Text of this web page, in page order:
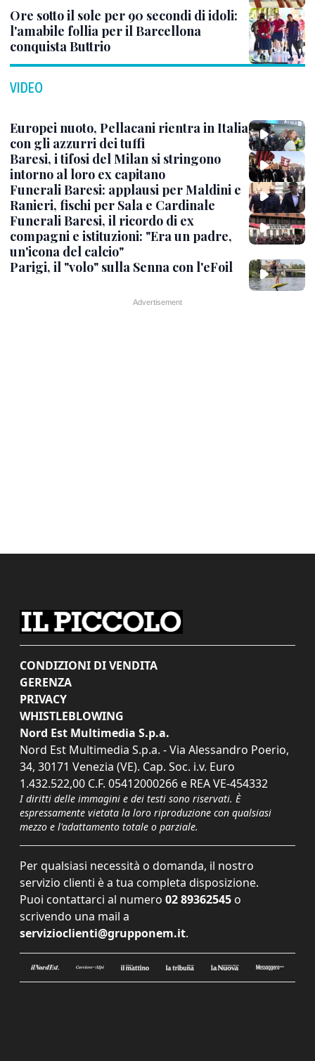
Ore sotto il sole per 90 secondi di idoli:
l'amabile follia per il Barcellona
conquista Buttrio
VIDEO
Europei nuoto, Pellacani rientra in Italia
con gli azzurri dei tuffi
Baresi, i tifosi del Milan si stringono
intorno al loro ex capitano
Funerali Baresi: applausi per Maldini e
Ranieri, fischi per Sala e Cardinale
Funerali Baresi, il ricordo di ex
compagni e istituzioni: "Era un padre,
un'icona del calcio"
Parigi, il "volo" sulla Senna con l'eFoil
CONDIZIONI DI VENDITA
GERENZA
PRIVACY
WHISTLEBLOWING
Nord Est Multimedia S.p.a.
Nord Est Multimedia S.p.a. - Via Alessandro Poerio,
34, 30171 Venezia (VE). Cap. Soc. i.v. Euro
1.432.522,00 C.F. 05412000266 e REA VE-454332
I diritti delle immagini e dei testi sono riservati. È
espressamente vietata la loro riproduzione con qualsiasi
mezzo e l'adattamento totale o parziale.
Per qualsiasi necessità o domanda, il nostro
servizio clienti è a tua completa disposizione.
Puoi contattarci al numero 02 89362545 o
scrivendo una mail a
servizioclienti@grupponem.it.